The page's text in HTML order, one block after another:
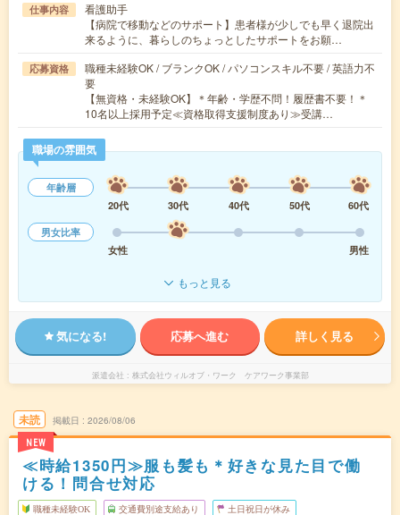
仕事内容
看護助手
【病院で移動などのサポート】患者様が少しでも早く退院出
来るように、暮らしのちょっとしたサポートをお願…
応募資格
職種未経験OK / ブランクOK / パソコンスキル不要 / 英語力不
要
【無資格・未経験OK】＊年齢・学歴不問！履歴書不要！＊
10名以上採用予定≪資格取得支援制度あり≫受講…
職場の雰囲気
年齢層
20代
30代 40代 50代
60代
男女比率
女性
男性
もっと見る
気になる! 応募へ進む 詳しく見る
派遣会社 株式会社ウィルオブ・ワーク ケアワーク事業部
未読
NEW
掲載日 2026/08/06
≪時給1350円≫服も髪も＊好きな見た目で働
ける！問合せ対応
職種未経験OK 交通費別途支給あり 土日祝日が休み